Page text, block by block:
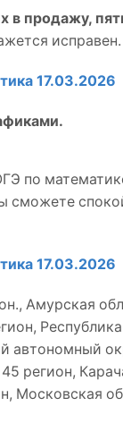
в продажу,
исправен.
17.03.2026
по
17.03.2026
Амурская
регион,
Московская